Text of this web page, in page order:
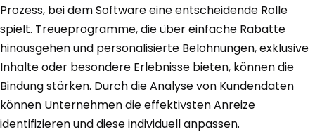
Prozess, bei dem Software eine entscheidende Rolle
spielt. Treueprogramme, die über einfache Rabatte
hinausgehen und personalisierte Belohnungen, exklusive
Inhalte oder besondere Erlebnisse bieten, können die
Bindung stärken. Durch die Analyse von Kundendaten
können Unternehmen die effektivsten Anreize
identifizieren und diese individuell anpassen.